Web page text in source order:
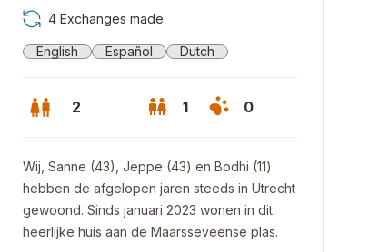
4 Exchanges made
English Español Dutch
2 1 0
Wij, Sanne (43), Jeppe (43) en Bodhi (11)
hebben de afgelopen jaren steeds in Utrecht
gewoond. Sinds januari 2023 wonen in dit
heerlijke huis aan de Maarsseveense plas.